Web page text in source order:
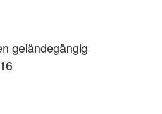
geländegängig